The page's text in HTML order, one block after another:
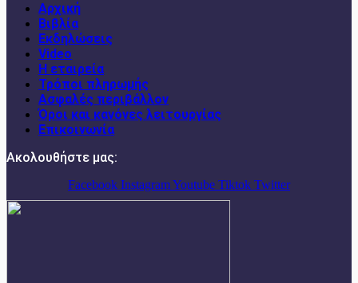
Αρχική
Βιβλία
Εκδηλώσεις
Video
Η εταιρεία
Τρόποι πληρωμής
Ασφαλές περιβάλλον
Όροι και κανόνες λειτουργίας
Επικοινωνία
Ακολουθήστε μας:
Facebook InstagramYoutube Tiktok Twitter